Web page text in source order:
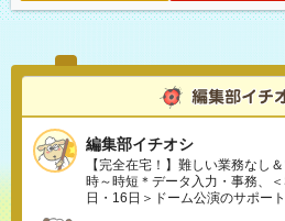
編集部イチオシ
【完全在宅！】難しい業務なし
時～時短＊データ入力・事務、
日・16日＞ドーム公演のサポー